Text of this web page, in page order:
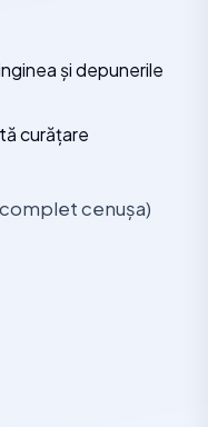
și depunerile
curățare
cenușa)